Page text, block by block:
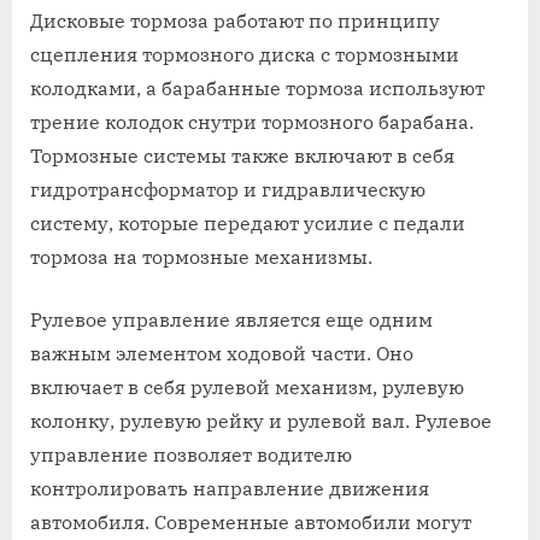
Дисковые тормоза работают по принципу
сцепления тормозного диска с тормозными
колодками, а барабанные тормоза используют
трение колодок снутри тормозного барабана.
Тормозные системы также включают в себя
гидротрансформатор и гидравлическую
систему, которые передают усилие с педали
тормоза на тормозные механизмы.
Рулевое управление является еще одним
важным элементом ходовой части. Оно
включает в себя рулевой механизм, рулевую
колонку, рулевую рейку и рулевой вал. Рулевое
управление позволяет водителю
контролировать направление движения
автомобиля. Современные автомобили могут